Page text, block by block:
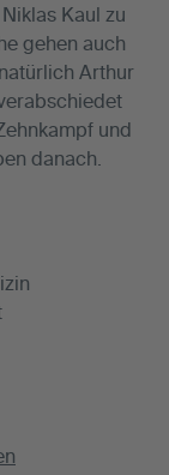
Kaul zu
gehen auch
Arthur
und
danach.